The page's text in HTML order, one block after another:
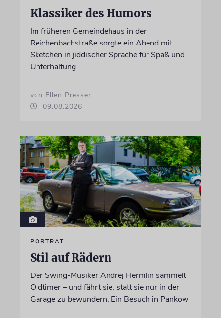
Klassiker des Humors
Im früheren Gemeindehaus in der
Reichenbachstraße sorgte ein Abend mit
Sketchen in jiddischer Sprache für Spaß und
Unterhaltung
von Ellen Presser
09.08.2026
PORTRÄT
Stil auf Rädern
Der Swing-Musiker Andrej Hermlin sammelt
Oldtimer – und fährt sie, statt sie nur in der
Garage zu bewundern. Ein Besuch in Pankow